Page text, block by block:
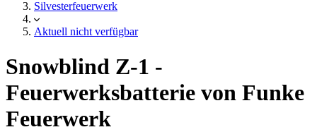
Silvesterfeuerwerk
Aktuell nicht verfügbar
Snowblind Z-1 -
Feuerwerksbatterie von Funke
Feuerwerk